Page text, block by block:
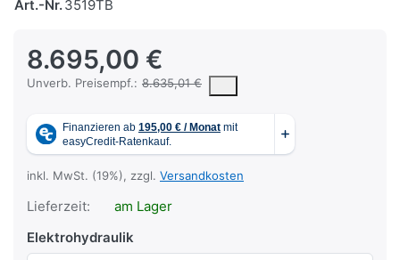
Art.-Nr.3519TB
8.695,00 €
Unverb. Preisempf.: 8.635,01 €
Die UVP ist der vorgeschlagene oder empfohlene Verkaufspreis
inkl. MwSt. (19%), zzgl. Versandkosten
Lieferzeit:
am Lager
Elektrohydraulik